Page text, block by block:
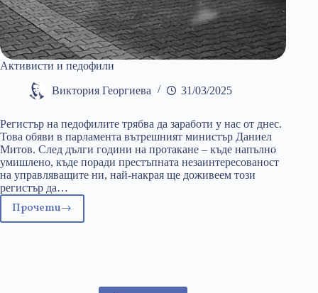
Активисти и педофили
Виктория Георгиева 31/03/2025
Регистър на педофилите трябва да заработи у нас от днес.
Това обяви в парламента вътрешният министър Даниел
Митов. След дълги години на протакане – къде напълно
умишлено, къде поради престъпната незаинтересованост
на управляващите ни, най-накрая ще доживеем този
регистър да…
ПрочетиАктивисти